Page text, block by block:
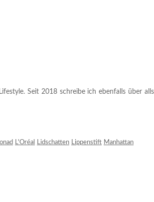
Seit 2018 schreibe ich ebenfalls über alls
L'Oréal Lidschatten Lippenstift Manhattan